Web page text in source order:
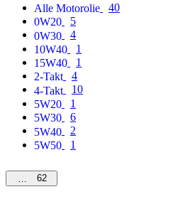
Alle Motorolie
40
0W20
5
0W30
4
10W40
1
15W40
1
2-Takt
4
4-Takt
10
5W20
1
5W30
6
5W40
2
5W50
1
MPM62